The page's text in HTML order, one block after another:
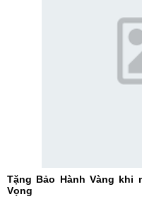
Tặng Bảo Hành Vàng khi
Vọng